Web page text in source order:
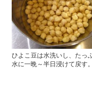
ひよこ豆は水洗いし、たっ
水に一晩～半日浸けて戻す。